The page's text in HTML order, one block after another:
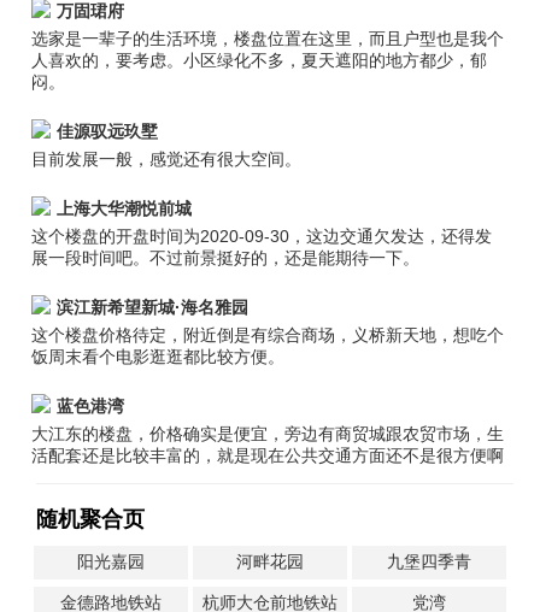
万固珺府
选家是一辈子的生活环境，楼盘位置在这里，而且户型也是我个
人喜欢的，要考虑。小区绿化不多，夏天遮阳的地方都少，郁
闷。
佳源驭远玖墅
目前发展一般，感觉还有很大空间。
上海大华潮悦前城
这个楼盘的开盘时间为2020-09-30，这边交通欠发达，还得发
展一段时间吧。不过前景挺好的，还是能期待一下。
滨江新希望新城·海名雅园
这个楼盘价格待定，附近倒是有综合商场，义桥新天地，想吃个
饭周末看个电影逛逛都比较方便。
蓝色港湾
大江东的楼盘，价格确实是便宜，旁边有商贸城跟农贸市场，生
活配套还是比较丰富的，就是现在公共交通方面还不是很方便啊
随机聚合页
阳光嘉园 河畔花园 九堡四季青
金德路地铁站 杭师大仓前地铁站 党湾